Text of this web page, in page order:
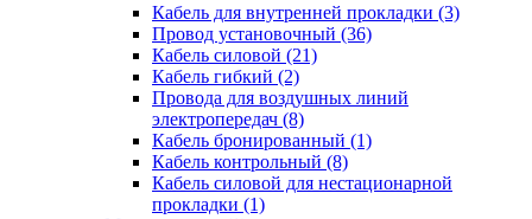
Кабель для внутренней прокладки (3)
Провод установочный (36)
Кабель силовой (21)
Кабель гибкий (2)
Провода для воздушных линий
электропередач (8)
Кабель бронированный (1)
Кабель контрольный (8)
Кабель силовой для нестационарной
прокладки (1)